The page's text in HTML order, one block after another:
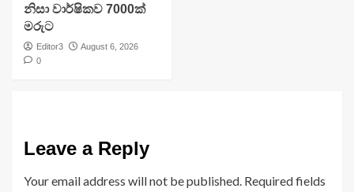
නිසා වාර්ෂිකව 7000ක්
මරුට
Editor3
August 6, 2026
0
Leave a Reply
Your email address will not be published. Required fields